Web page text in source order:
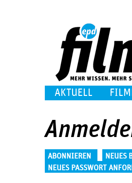
AKTUELL
Haupt-Reiter
ABONNIEREN NEUES
NEUES PASSWORT